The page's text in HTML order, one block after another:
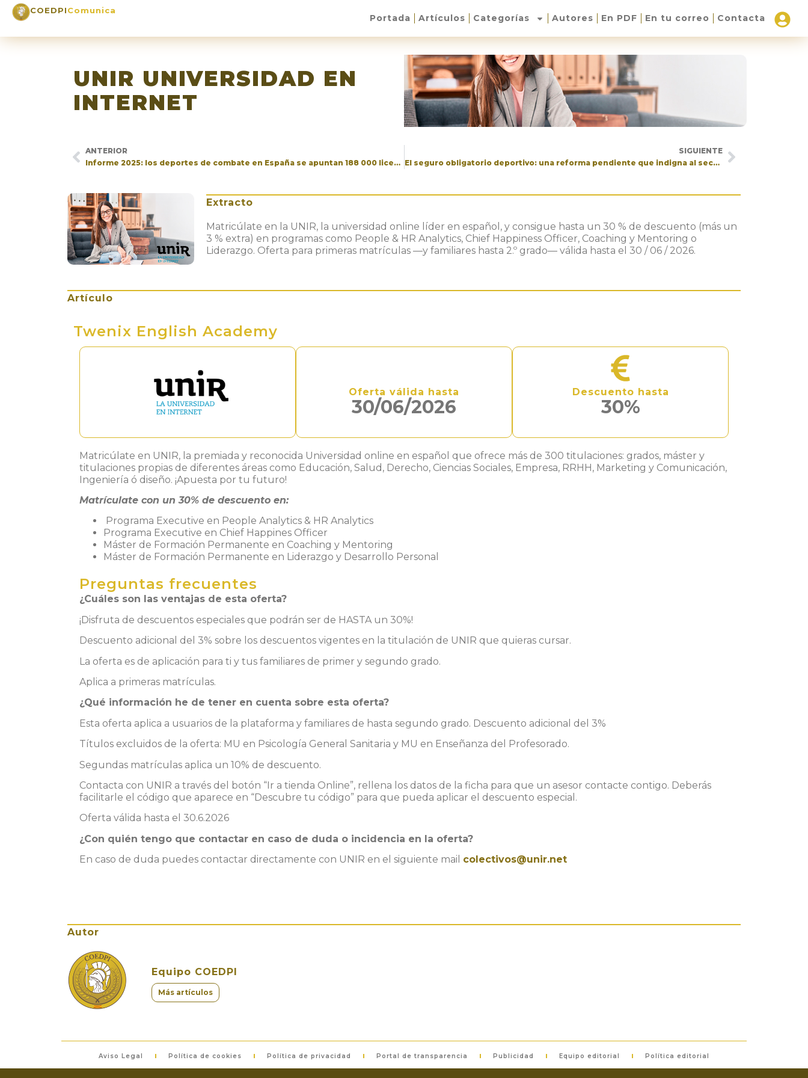
COEDPIComunica
Portada Artículos Categorías Autores En PDF En tu correo Contacta
UNIR UNIVERSIDAD EN
INTERNET
ANTERIOR
Informe 2025: los deportes de combate en España se apuntan 188 000 licencias y un KO de crecimiento
SIGUIENTE
El seguro obligatorio deportivo: una reforma pendiente que indigna al sector
Extracto
Matricúlate en la UNIR, la universidad online líder en español, y consigue hasta un 30 % de descuento (más un
3 % extra) en programas como People & HR Analytics, Chief Happiness Officer, Coaching y Mentoring o
Liderazgo. Oferta para primeras matrículas —y familiares hasta 2.º grado— válida hasta el 30 / 06 / 2026.
Artículo
Twenix English Academy
Oferta válida hasta
30/06/2026
Descuento hasta
30%
Matricúlate en UNIR, la premiada y reconocida Universidad online en español que ofrece más de 300 titulaciones: grados, máster y
titulaciones propias de diferentes áreas como Educación, Salud, Derecho, Ciencias Sociales, Empresa, RRHH, Marketing y Comunicación,
Ingeniería ó diseño. ¡Apuesta por tu futuro!
Matrículate con un 30% de descuento en:
Programa Executive en People Analytics & HR Analytics
Programa Executive en Chief Happines Officer
Máster de Formación Permanente en Coaching y Mentoring
Máster de Formación Permanente en Liderazgo y Desarrollo Personal
Preguntas frecuentes
¿Cuáles son las ventajas de esta oferta?
¡Disfruta de descuentos especiales que podrán ser de HASTA un 30%!
Descuento adicional del 3% sobre los descuentos vigentes en la titulación de UNIR que quieras cursar.
La oferta es de aplicación para ti y tus familiares de primer y segundo grado.
Aplica a primeras matrículas.
¿Qué información he de tener en cuenta sobre esta oferta?
Esta oferta aplica a usuarios de la plataforma y familiares de hasta segundo grado. Descuento adicional del 3%
Títulos excluidos de la oferta: MU en Psicología General Sanitaria y MU en Enseñanza del Profesorado.
Segundas matrículas aplica un 10% de descuento.
Contacta con UNIR a través del botón “Ir a tienda Online”, rellena los datos de la ficha para que un asesor contacte contigo. Deberás
facilitarle el código que aparece en “Descubre tu código” para que pueda aplicar el descuento especial.
Oferta válida hasta el 30.6.2026
¿Con quién tengo que contactar en caso de duda o incidencia en la oferta?
En caso de duda puedes contactar directamente con UNIR en el siguiente mail colectivos@unir.net
Autor
Equipo COEDPI
Más artículos
Aviso Legal Política de cookies Política de privacidad Portal de transparencia Publicidad Equipo editorial Política editorial